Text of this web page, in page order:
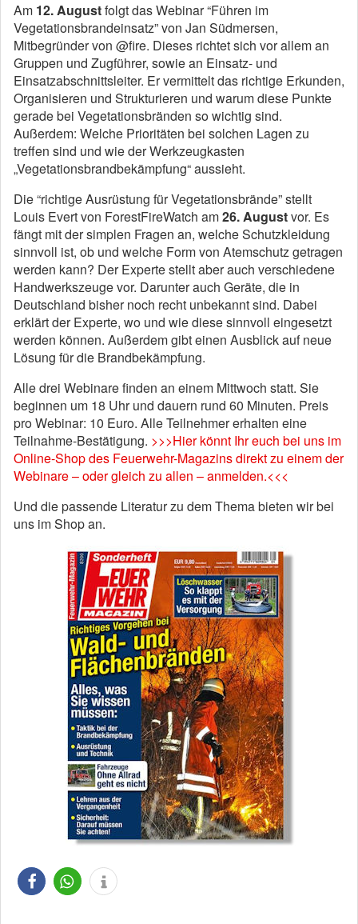
Am 12. Augustfolgt das Webinar “Führen im
Vegetationsbrandeinsatz” von Jan Südmersen,
Mitbegründer von @fire. Dieses richtet sich vor allem an
Gruppen und Zugführer, sowie an Einsatz- und
Einsatzabschnittsleiter. Er vermittelt das richtige Erkunden,
Organisieren und Strukturieren und warum diese Punkte
gerade bei Vegetationsbränden so wichtig sind.
Außerdem: Welche Prioritäten bei solchen Lagen zu
treffen sind und wie der Werkzeugkasten
„Vegetationsbrandbekämpfung“ aussieht.
Die “richtige Ausrüstung für Vegetationsbrände” stellt
Louis Evert von ForestFireWatch am26. Augustvor. Es
fängt mit der simplen Fragen an, welche Schutzkleidung
sinnvoll ist, ob und welche Form von Atemschutz getragen
werden kann? Der Experte stellt aber auch verschiedene
Handwerkszeuge vor. Darunter auch Geräte, die in
Deutschland bisher noch recht unbekannt sind. Dabei
erklärt der Experte, wo und wie diese sinnvoll eingesetzt
werden können. Außerdem gibt einen Ausblick auf neue
Lösung für die Brandbekämpfung.
Alle drei Webinare finden an einem Mittwoch statt. Sie
beginnen um 18 Uhr und dauern rund 60 Minuten. Preis
pro Webinar: 10 Euro. Alle Teilnehmer erhalten eine
Teilnahme-Bestätigung. >>>Hier könnt Ihr euch bei uns im
Online-Shop des Feuerwehr-Magazins direkt zu einem der
Webinare – oder gleich zu allen – anmelden.<<<
Und die passende Literatur zu dem Thema bieten wir bei
uns im Shop an.